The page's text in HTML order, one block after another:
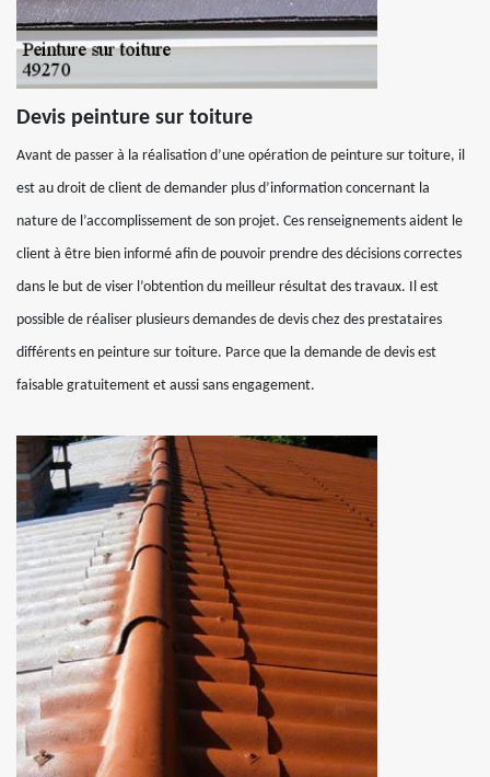
Devis peinture sur toiture
Avant de passer à la réalisation d’une opération de peinture sur toiture, il
est au droit de client de demander plus d’information concernant la
nature de l’accomplissement de son projet. Ces renseignements aident le
client à être bien informé afin de pouvoir prendre des décisions correctes
dans le but de viser l’obtention du meilleur résultat des travaux. Il est
possible de réaliser plusieurs demandes de devis chez des prestataires
différents en peinture sur toiture. Parce que la demande de devis est
faisable gratuitement et aussi sans engagement.